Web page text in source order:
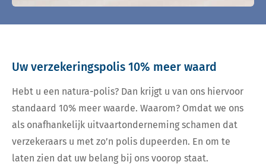
Uw verzekeringspolis 10% meer waard
Hebt u een natura-polis? Dan krijgt u van ons hiervoor
standaard 10% meer waarde. Waarom? Omdat we ons
als onafhankelijk uitvaartonderneming schamen dat
verzekeraars u met zo’n polis dupeerden. En om te
laten zien dat uw belang bij ons voorop staat.